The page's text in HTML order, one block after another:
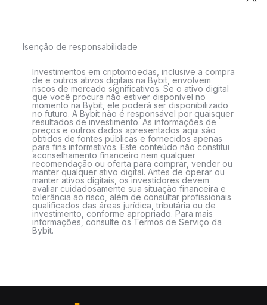
Isenção de responsabilidade
Investimentos em criptomoedas, inclusive a compra
de e outros ativos digitais na Bybit, envolvem
riscos de mercado significativos. Se o ativo digital
que você procura não estiver disponível no
momento na Bybit, ele poderá ser disponibilizado
no futuro. A Bybit não é responsável por quaisquer
resultados de investimento. As informações de
preços e outros dados apresentados aqui são
obtidos de fontes públicas e fornecidos apenas
para fins informativos. Este conteúdo não constitui
aconselhamento financeiro nem qualquer
recomendação ou oferta para comprar, vender ou
manter qualquer ativo digital. Antes de operar ou
manter ativos digitais, os investidores devem
avaliar cuidadosamente sua situação financeira e
tolerância ao risco, além de consultar profissionais
qualificados das áreas jurídica, tributária ou de
investimento, conforme apropriado. Para mais
informações, consulte os Termos de Serviço da
Bybit.